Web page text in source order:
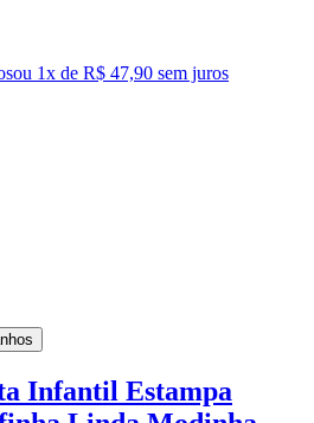
ou 1x de R$ 47,90 sem juros
Infantil Estampa